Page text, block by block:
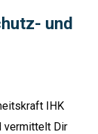
und
IHK
vermittelt Dir